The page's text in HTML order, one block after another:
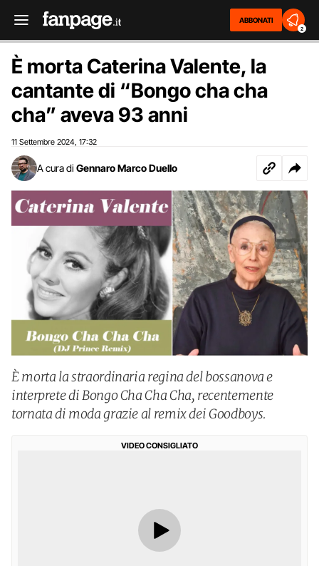
ABBONATI
2
È morta Caterina Valente, la
cantante di “Bongo cha cha
cha” aveva 93 anni
11 Settembre 2024 17:32
A cura di Gennaro Marco Duello
È morta la straordinaria regina del bossanova e
interprete di Bongo Cha Cha Cha, recentemente
tornata di moda grazie al remix dei Goodboys.
VIDEO CONSIGLIATO